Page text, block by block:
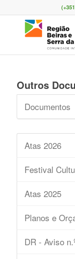
Outros
Documentos
Atas 2026
Festival
Atas 2025
Planos e
DR - Aviso